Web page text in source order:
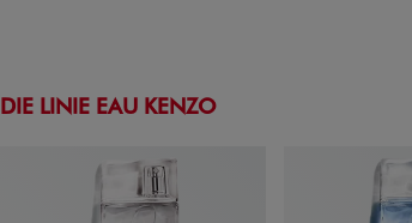
DIE LINIE EAU KENZO